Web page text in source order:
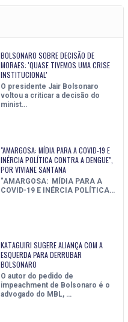
BOLSONARO SOBRE DECISÃO DE
MORAES: 'QUASE TIVEMOS UMA CRISE
INSTITUCIONAL'
O presidente Jair Bolsonaro
voltou a criticar a decisão do
minist…
"AMARGOSA: MÍDIA PARA A COVID-19 E
INÉRCIA POLÍTICA CONTRA A DENGUE",
POR VIVIANE SANTANA
"AMARGOSA: MÍDIA PARA A
COVID-19 E INÉRCIA POLÍTICA…
KATAGUIRI SUGERE ALIANÇA COM A
ESQUERDA PARA DERRUBAR
BOLSONARO
O autor do pedido de
impeachment de Bolsonaro é o
advogado do MBL, …